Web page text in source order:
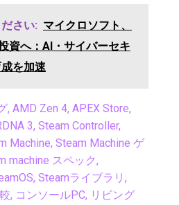
さい: マイクロソフト、
資へ：AI・サイバーセキ
を加速
, AMD Zen 4, APEX Store,
3, Steam Controller,
Machine, Steam Machine ゲ
machine スペック,
, Steamライブラリ ,
, コンソールPC, リビング